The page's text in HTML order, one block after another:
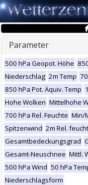
Parameter
500 hPa Geopot. Höhe
Niederschlag 2m Temp
850 hPa Pot. Äquiv. Temp
Hohe Wolken Mittelhohe
700 hPa Rel. Feuchte Min/
Spitzenwind 2m Rel.
Gesamtbedeckungsgrad
Gesamt-Neuschnee Mittl.
500 hPa Wind 50 hPa
Niederschlagsform